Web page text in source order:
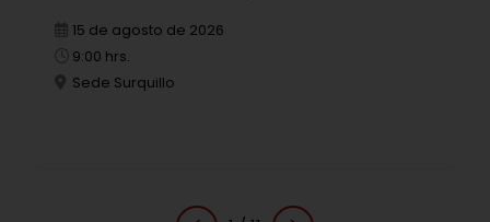
15 de agosto de 2026
9:00 hrs.
Sede Surquillo